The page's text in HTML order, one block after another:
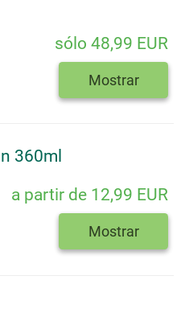
sólo 48,99 EUR
Mostrar
360ml
a partir de 12,99 EUR
Mostrar